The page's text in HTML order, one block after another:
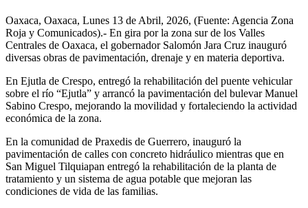
Oaxaca, Oaxaca, Lunes 13 de Abril, 2026, (Fuente: Agencia Zona
Roja y Comunicados).- En gira por la zona sur de los Valles
Centrales de Oaxaca, el gobernador Salomón Jara Cruz inauguró
diversas obras de pavimentación, drenaje y en materia deportiva.
En Ejutla de Crespo, entregó la rehabilitación del puente vehicular
sobre el río “Ejutla” y arrancó la pavimentación del bulevar Manuel
Sabino Crespo, mejorando la movilidad y fortaleciendo la actividad
económica de la zona.
En la comunidad de Praxedis de Guerrero, inauguró la
pavimentación de calles con concreto hidráulico mientras que en
San Miguel Tilquiapan entregó la rehabilitación de la planta de
tratamiento y un sistema de agua potable que mejoran las
condiciones de vida de las familias.